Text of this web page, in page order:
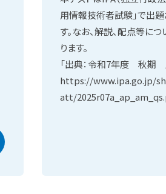
用情報技術者試験」で出
す。なお、解説、配点等に
ります。
「出典：令和7年度 秋
https://www.ipa.go.jp/
att/